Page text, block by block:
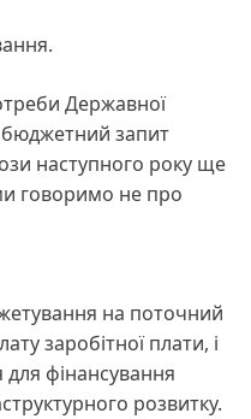
Державної
запит
наступного року ще
говоримо не про
на поточний
заробітної плати, і
фінансування
розвитку.